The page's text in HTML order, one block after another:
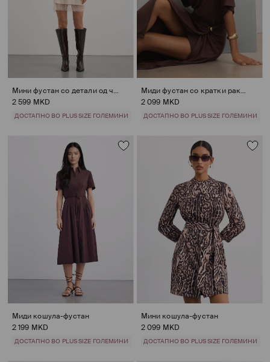
Мини фустан со детали од чипка
2 599 MKD
ДОСТАПНО ВО PLUS SIZE ГОЛЕМИНИ
Миди фустан со кратки ракави
2 099 MKD
ДОСТАПНО ВО PLUS SIZE ГОЛЕМИНИ
Миди кошула-фустан
2 199 MKD
ДОСТАПНО ВО PLUS SIZE ГОЛЕМИНИ
Мини кошула-фустан
2 099 MKD
ДОСТАПНО ВО PLUS SIZE ГОЛЕМИНИ